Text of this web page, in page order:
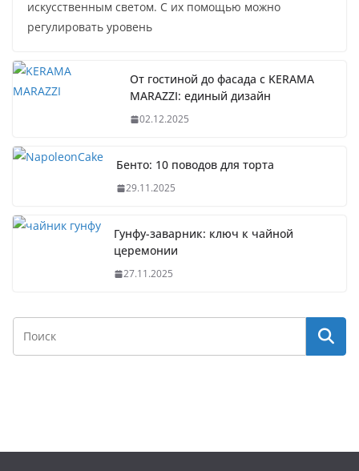
искусственным светом. С их помощью можно
регулировать уровень
От гостиной до фасада с KERAMA
MARAZZI: единый дизайн
02.12.2025
Бенто: 10 поводов для торта
29.11.2025
Гунфу-заварник: ключ к чайной
церемонии
27.11.2025